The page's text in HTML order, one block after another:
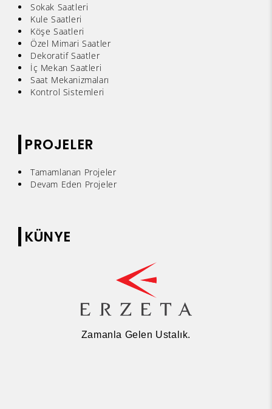
Sokak Saatleri
Kule Saatleri
Köşe Saatleri
Özel Mimari Saatler
Dekoratif Saatler
İç Mekan Saatleri
Saat Mekanizmaları
Kontrol Sistemleri
PROJELER
Tamamlanan Projeler
Devam Eden Projeler
KÜNYE
Zamanla Gelen Ustalık.